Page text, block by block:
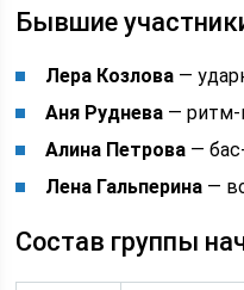
Бывшие
Лера Козлова —
Аня Руднева — ритм-
Алина Петрова —
Лена Гальперина —
Состав группы